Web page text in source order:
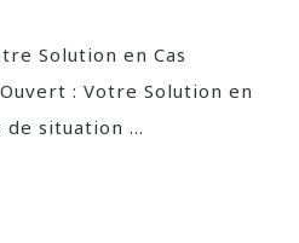
Solution en Cas
: Votre Solution en
de situation ...